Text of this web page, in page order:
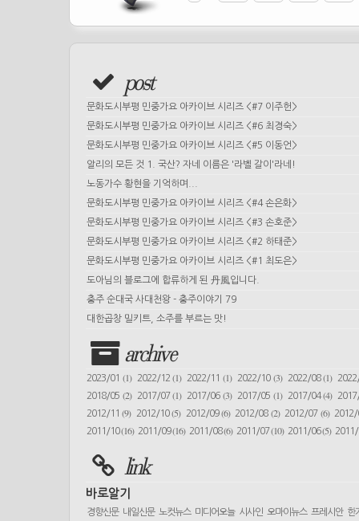
post
문화도시부평 민중가요 아카이브 시리즈 <#7 이주헌>
문화도시부평 민중가요 아카이브 시리즈 <#6 최경숙>
문화도시부평 민중가요 아카이브 시리즈 <#5 이동언>
알리의 모든 것 1. 국산? 자네 이름은 '라벨 갈이'라네!
노동가수 황현을 기억하며...
문화도시부평 민중가요 아카이브 시리즈 <#4 손은화>
문화도시부평 민중가요 아카이브 시리즈 <#3 손호준>
문화도시부평 민중가요 아카이브 시리즈 <#2 하태준>
문화도시부평 민중가요 아카이브 시리즈 <#1 최도은>
도아님의 블로그에 합류하게 된 丹風입니다.
충주 순대국 사대천왕 - 충주이야기 79
대한곱창 밀키트, 소주를 부르는 맛!
archive
2023/01 (1) 2022/12(1) 2022/11(1) 2022/10 (3) 2022/08(1)
2018/05 (2) 2017/07(1) 2017/06(3) 2017/05 (1) 2017/04(4)
2012/11(9) 2012/10(5) 2012/09(6) 2012/08 (2) 2012/07 (6)
2011/10(16) 2011/09(16) 2011/08(6) 2011/07(10) 2011/06(5)
link
바로알기
경향신문 내일신문 노컷뉴스 미디어오늘 시사인 오마이뉴스 프레시안 한